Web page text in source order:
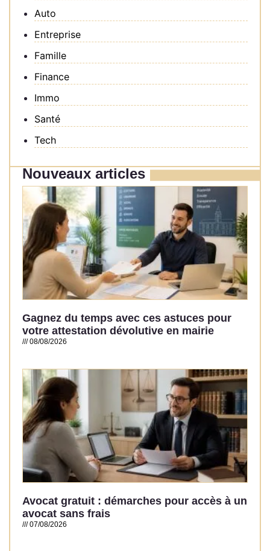
Auto
Entreprise
Famille
Finance
Immo
Santé
Tech
Nouveaux articles
Gagnez du temps avec ces astuces pour
votre attestation dévolutive en mairie
08/08/2026
Avocat gratuit : démarches pour accès à un
avocat sans frais
07/08/2026